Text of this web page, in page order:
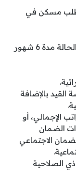
طلب مسكن في
أن لا تتجاوز صلاحية شهادة إثبات الحالة مدة 6 شهور
بالإضافة
الإجمالي، أو
الضمان
الاجتماعي
الصلاحية